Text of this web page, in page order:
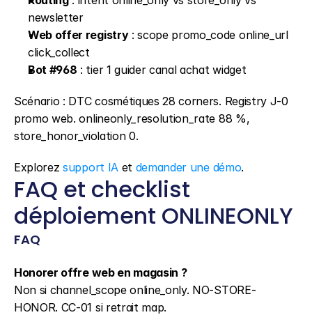
newsletter
Web offer registry : scope promo_code online_url
click_collect
Bot #968 : tier 1 guider canal achat widget
Scénario : DTC cosmétiques 28 corners. Registry J-0
promo web. onlineonly_resolution_rate 88 %,
store_honor_violation 0.
Explorez support IA et demander une démo.
FAQ et checklist
déploiement ONLINEONLY
FAQ
Honorer offre web en magasin ?
Non si channel_scope online_only. NO-STORE-
HONOR. CC-01 si retrait map.